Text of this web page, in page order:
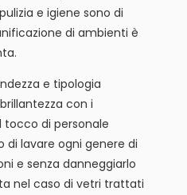
e igiene sono di
di ambienti è
e tipologia
con i
tocco di personale
di lavare ogni genere di
e senza danneggiarlo
nel caso di vetri trattati